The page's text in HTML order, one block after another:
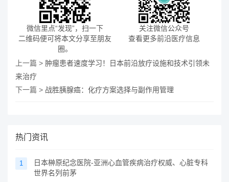
微信里点“发现”，扫一下
二维码便可将本文分享至朋友
圈。
关注微信公众号
查看更多前沿医疗信息
上一篇 > 肿瘤患者速度学习！日本前沿放疗设施和技术引领未
来治疗
下一篇 > 战胜胰腺癌：化疗方案选择与副作用管理
热门资讯
1
日本榊原纪念医院-亚洲心血管疾病治疗权威、心脏专科
世界名列前茅